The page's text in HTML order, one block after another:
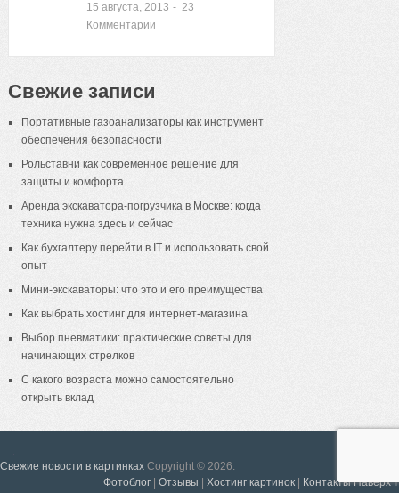
15 августа, 2013 - 23
Комментарии
Свежие записи
Портативные газоанализаторы как инструмент
обеспечения безопасности
Рольставни как современное решение для
защиты и комфорта
Аренда экскаватора-погрузчика в Москве: когда
техника нужна здесь и сейчас
Как бухгалтеру перейти в IT и использовать свой
опыт
Мини-экскаваторы: что это и его преимущества
Как выбрать хостинг для интернет-магазина
Выбор пневматики: практические советы для
начинающих стрелков
С какого возраста можно самостоятельно
открыть вклад
Свежие новости в картинках Copyright © 2026.
Фотоблог
Отзывы Хостинг картинок Контакты Наверх ↑